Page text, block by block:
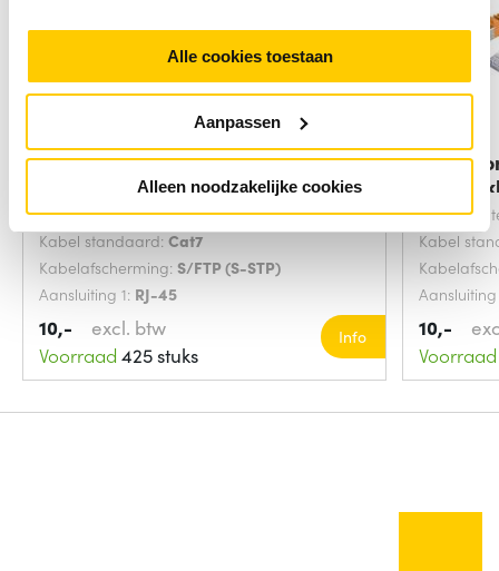
Alle cookies toestaan
Aanpassen
Alleen noodzakelijke cookies
Microconnect SFTP702G
netwerkkabel Groen 2
Snoerlengte:2 Meters
Kabel standaard: Cat7
Kabelafscherming: S/FTP (S-STP)
Aansluiting 1: RJ-45
10,-
excl. btw
Voorraad 425 stuks
Info
Kabel
10,-
Voorraad